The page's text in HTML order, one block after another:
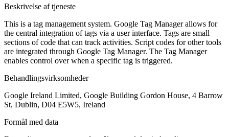
Beskrivelse af tjeneste
This is a tag management system. Google Tag Manager allows for
the central integration of tags via a user interface. Tags are small
sections of code that can track activities. Script codes for other tools
are integrated through Google Tag Manager. The Tag Manager
enables control over when a specific tag is triggered.
Behandlingsvirksomheder
Google Ireland Limited, Google Building Gordon House, 4 Barrow
St, Dublin, D04 E5W5, Ireland
Formål med data